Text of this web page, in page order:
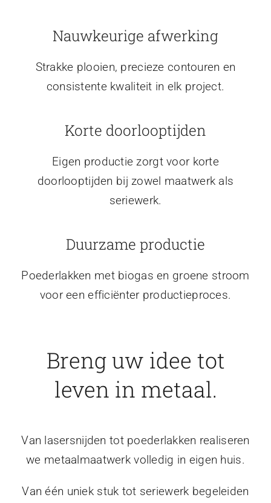
Nauwkeurige afwerking
Strakke plooien, precieze contouren en
consistente kwaliteit in elk project.
Korte doorlooptijden
Eigen productie zorgt voor korte
doorlooptijden bij zowel maatwerk als
seriewerk.
Duurzame productie
Poederlakken met biogas en groene stroom
voor een efficiënter productieproces.
Breng uw idee tot
leven in metaal.
Van lasersnijden tot poederlakken realiseren
we metaalmaatwerk volledig in eigen huis.
Van één uniek stuk tot seriewerk begeleiden